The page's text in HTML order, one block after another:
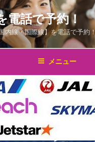
電話で予約！
内線・国際線】を電話で予約
メニュー